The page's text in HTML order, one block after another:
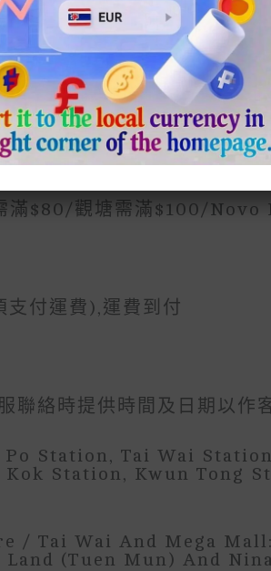
Surcharge Will Be
FACE TO FACE
站,奧運站，旺角站，觀塘
$80/觀塘需滿$100/Novo
支付運費),運費到付
絡時提供時間及日期以作
Station, Tai Wai
Station, Kwun Tong
/ Tai Wai And Mega
(Tuen Mun) And